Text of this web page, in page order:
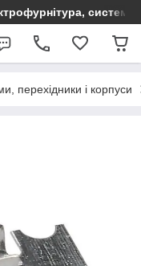
перехідники і корпуси